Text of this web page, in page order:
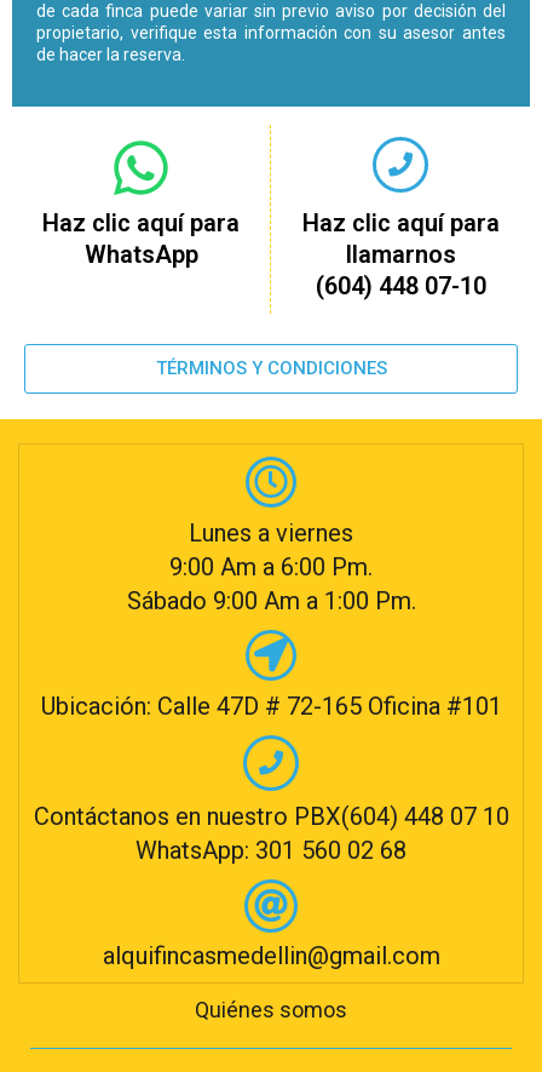
de cada finca puede variar sin previo aviso por decisión del
propietario, verifique esta información con su asesor antes
de hacer la reserva.
Haz clic aquí para
WhatsApp
Haz clic aquí para
llamarnos
(604) 448 07-10
TÉRMINOS Y CONDICIONES
Lunes a viernes
9:00 Am a 6:00 Pm.
Sábado 9:00 Am a 1:00 Pm.
Ubicación: Calle 47D # 72-165 Oficina #101
Contáctanos en nuestro PBX(604) 448 07 10
WhatsApp: 301 560 02 68
alquifincasmedellin@gmail.com
Quiénes somos